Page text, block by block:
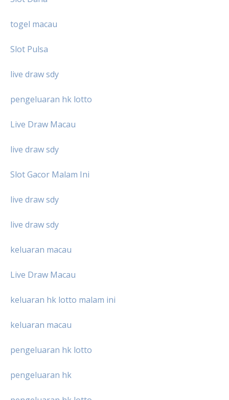
togel macau
Slot Pulsa
live draw sdy
pengeluaran hk lotto
Live Draw Macau
live draw sdy
Slot Gacor Malam Ini
live draw sdy
live draw sdy
keluaran macau
Live Draw Macau
keluaran hk lotto malam ini
keluaran macau
pengeluaran hk lotto
pengeluaran hk